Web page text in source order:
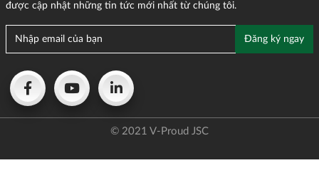
được cập nhật những tin tức mới nhất từ chúng tôi.
© 2021 V-Proud JSC